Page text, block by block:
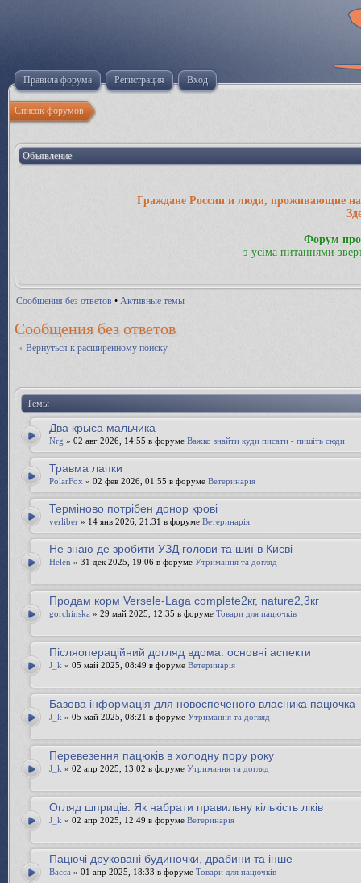
Правила форума Регистрация Вход
Список форумов
Объявление
Граждане России и люди, проживающие на
Форум
з усіма питаннями
Сообщения без ответов • Активные темы
Сообщения без ответов
Вернуться к расширенному поиску
Темы
Два крыса мальчика
Nrg » 02 авг 2026, 14:55 в форуме Важко знайти куди писати - пишіть сюди
Травма лапки
PolarFox » 02 фев 2026, 01:55 в форуме Ветеринарія
Терміново потрібен донор крові
verliber » 14 янв 2026, 21:31 в форуме Ветеринарія
Не знаю де зробити УЗД голови та шиї в Києві
Helen » 31 дек 2025, 19:06 в форуме Утримання та догляд
Продам корм Versele-Laga complete2кг, nature2,3кг
gorchinska » 29 май 2025, 12:35 в форуме Товари для пацючків
Післяопераційний догляд вдома: основні аспекти
J_k » 05 май 2025, 08:49 в форуме Ветеринарія
Базова інформація для новоспеченого власника пацючка
J_k » 05 май 2025, 08:21 в форуме Утримання та догляд
Перевезення пацюків в холодну пору року
J_k » 02 апр 2025, 13:02 в форуме Утримання та догляд
Огляд шприців. Як набрати правильну кількість ліків
J_k » 02 апр 2025, 12:49 в форуме Ветеринарія
Пацючі друковані будиночки, драбини та інше
Bacca » 01 апр 2025, 18:33 в форуме Товари для пацючків